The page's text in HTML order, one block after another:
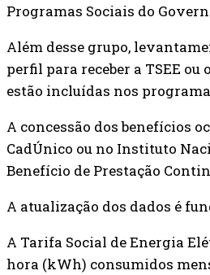
Programas Sociais do
Além desse grupo,
perfil para receber a TSEE ou
estão incluídas nos
A concessão dos benefícios
CadÚnico ou no Instituto
Benefício de Prestação
A atualização dos dados é
A Tarifa Social de Energia
hora (kWh) consumidos